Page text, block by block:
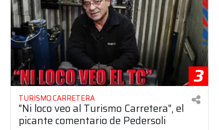
3
TURISMO CARRETERA
"Ni loco veo al Turismo Carretera", el
picante comentario de Pedersoli